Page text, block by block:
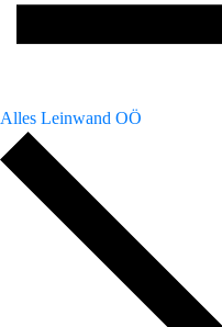
Alles Leinwand OÖ